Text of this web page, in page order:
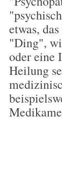
etwas,
"Ding",
oder eine
Heilung